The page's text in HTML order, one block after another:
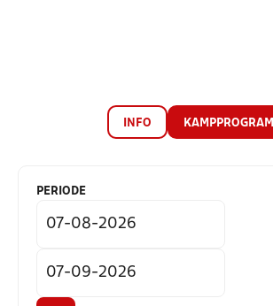
INFO KAMPPROGRAM
PERIODE